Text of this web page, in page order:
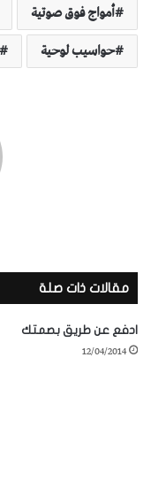
أمواج فوق صوتية
حواسيب لوحية
مقالات ذات صلة
ادفع عن طريق بصمتك
12/04/2014